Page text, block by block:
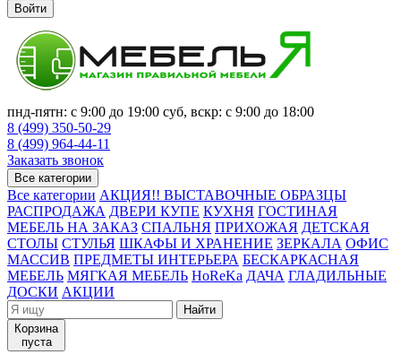
Войти
пнд-пятн: с 9:00 до 19:00 суб, вскр: с 9:00 до 18:00
8 (499) 350-50-29
8 (499) 964-44-11
Заказать звонок
Все категории
Все категории АКЦИЯ!! ВЫСТАВОЧНЫЕ ОБРАЗЦЫ
РАСПРОДАЖА ДВЕРИ КУПЕ КУХНЯ ГОСТИНАЯ
МЕБЕЛЬ НА ЗАКАЗ СПАЛЬНЯ ПРИХОЖАЯ ДЕТСКАЯ
СТОЛЫ СТУЛЬЯ ШКАФЫ И ХРАНЕНИЕ ЗЕРКАЛА ОФИС
МАССИВ ПРЕДМЕТЫ ИНТЕРЬЕРА БЕСКАРКАСНАЯ
МЕБЕЛЬ МЯГКАЯ МЕБЕЛЬ HoReKa ДАЧА ГЛАДИЛЬНЫЕ
ДОСКИ АКЦИИ
Найти
Корзина
пуста